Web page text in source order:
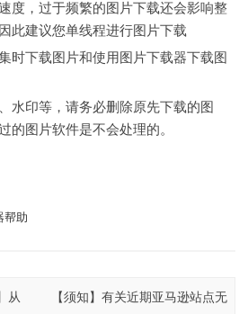
度，过于频繁的图片下载还会影响整
此建议您单线程进行图片下载
时下载图片和使用图片下载器下载图
水印等，请务必删除原先下载的图
的图片软件是不会处理的。
帮助
从
【须知】有关近期亚马逊站点无